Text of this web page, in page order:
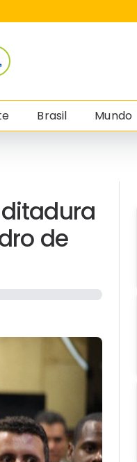
Brasil Mundo
de